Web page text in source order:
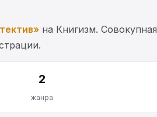
на Книгизм. Совокупная
2
жанра